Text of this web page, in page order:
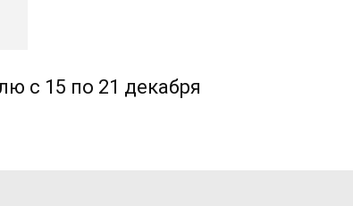
с 15 по 21 декабря